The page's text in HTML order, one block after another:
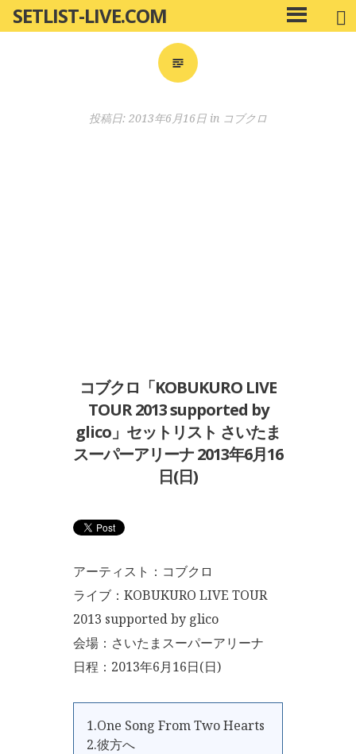
ン
SETLIST-LIVE.COM
メ
イ
投稿日: 2013年6月16日 in コブクロ
コブクロ「KOBUKURO LIVE
TOUR 2013 supported by
glico」セットリスト さいたま
スーパーアリーナ 2013年6月16
日(日)
アーティスト：コブクロ
ライブ：KOBUKURO LIVE TOUR
2013 supported by glico
会場：さいたまスーパーアリーナ
日程：2013年6月16日(日)
1.One Song From Two Hearts
2.彼方へ